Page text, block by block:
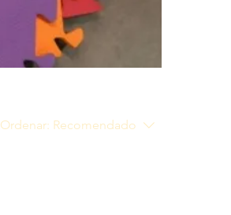
Ordenar: Recomendado